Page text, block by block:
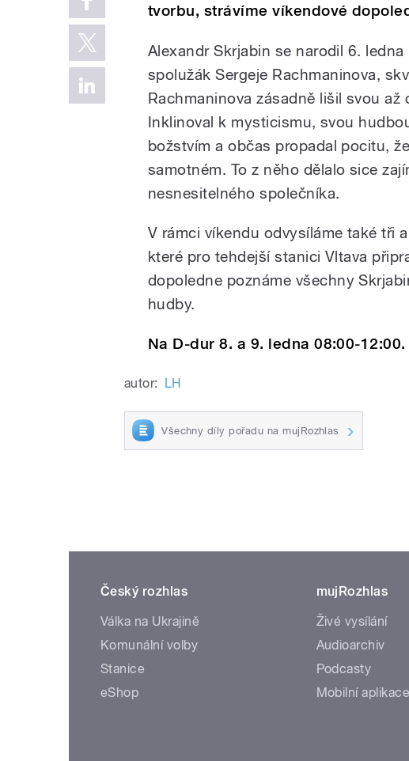
tvorbu, strávíme víkendové
Alexandr Skrjabin se narodil 6.
spolužák Sergeje Rachmaninova,
Rachmaninova zásadně lišil svou
Inklinoval k mysticismu, svou
božstvím a občas propadal pocitu,
samotném. To z něho dělalo sice
nesnesitelného společníka.
V rámci víkendu odvysíláme také tři
které pro tehdejší stanici Vltava
dopoledne poznáme všechny
hudby.
Na D-dur 8. a 9. ledna 08:00-12:00.
autor: LH
Všechny díly pořadu na mujRozhlas
Český rozhlas
Válka na Ukrajině
Komunální volby
Stanice
eShop
mujRozhlas
Živé vysílání
Audioarchiv
Podcasty
Mobilní aplikace